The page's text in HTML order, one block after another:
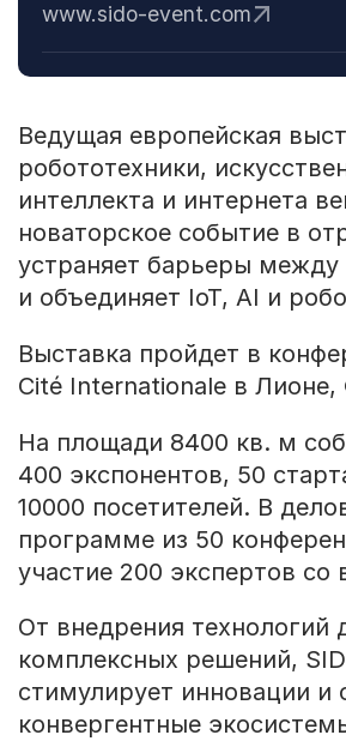
www.sido-event.com
Ведущая европейская
робототехники,
интеллекта и интернета
новаторское событие в
устраняет барьеры между
и объединяет IoT, AI и
Выставка пройдет в
Cité Internationale в
На площади 8400 кв. м
400 экспонентов, 50
10000 посетителей. В
программе из 50
участие 200 экспертов со
От внедрения технологий
комплексных решений,
стимулирует инновации и
конвергентные